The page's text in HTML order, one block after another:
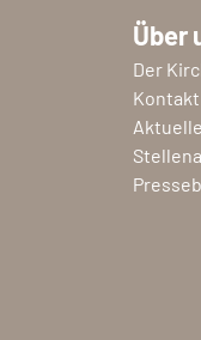
Über
Der
Kontakt